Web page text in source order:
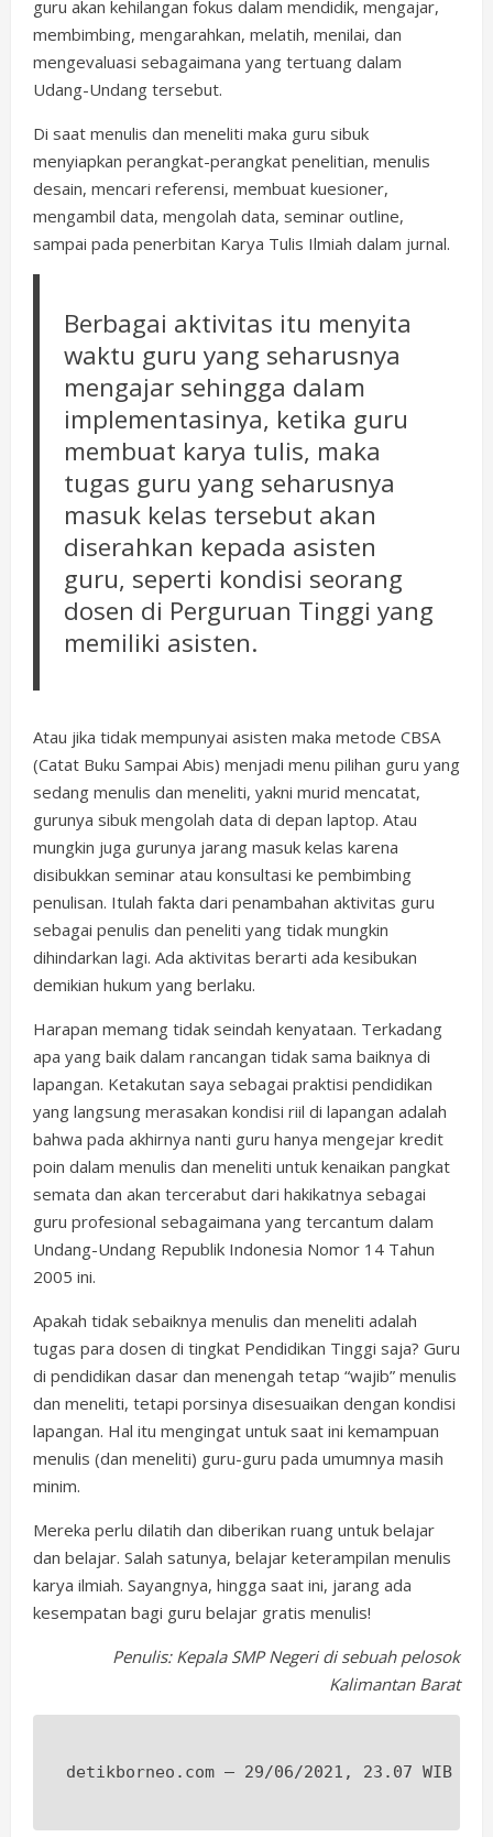
guru akan kehilangan fokus dalam mendidik, mengajar,
membimbing, mengarahkan, melatih, menilai, dan
mengevaluasi sebagaimana yang tertuang dalam
Udang-Undang tersebut.
Di saat menulis dan meneliti maka guru sibuk
menyiapkan perangkat-perangkat penelitian, menulis
desain, mencari referensi, membuat kuesioner,
mengambil data, mengolah data, seminar outline,
sampai pada penerbitan Karya Tulis Ilmiah dalam jurnal.
Berbagai aktivitas itu menyita
waktu guru yang seharusnya
mengajar sehingga dalam
implementasinya, ketika guru
membuat karya tulis, maka
tugas guru yang seharusnya
masuk kelas tersebut akan
diserahkan kepada asisten
guru, seperti kondisi seorang
dosen di Perguruan Tinggi yang
memiliki asisten.
Atau jika tidak mempunyai asisten maka metode CBSA
(Catat Buku Sampai Abis) menjadi menu pilihan guru yang
sedang menulis dan meneliti, yakni murid mencatat,
gurunya sibuk mengolah data di depan laptop. Atau
mungkin juga gurunya jarang masuk kelas karena
disibukkan seminar atau konsultasi ke pembimbing
penulisan. Itulah fakta dari penambahan aktivitas guru
sebagai penulis dan peneliti yang tidak mungkin
dihindarkan lagi. Ada aktivitas berarti ada kesibukan
demikian hukum yang berlaku.
Harapan memang tidak seindah kenyataan. Terkadang
apa yang baik dalam rancangan tidak sama baiknya di
lapangan. Ketakutan saya sebagai praktisi pendidikan
yang langsung merasakan kondisi riil di lapangan adalah
bahwa pada akhirnya nanti guru hanya mengejar kredit
poin dalam menulis dan meneliti untuk kenaikan pangkat
semata dan akan tercerabut dari hakikatnya sebagai
guru profesional sebagaimana yang tercantum dalam
Undang-Undang Republik Indonesia Nomor 14 Tahun
2005 ini.
Apakah tidak sebaiknya menulis dan meneliti adalah
tugas para dosen di tingkat Pendidikan Tinggi saja? Guru
di pendidikan dasar dan menengah tetap “wajib” menulis
dan meneliti, tetapi porsinya disesuaikan dengan kondisi
lapangan. Hal itu mengingat untuk saat ini kemampuan
menulis (dan meneliti) guru-guru pada umumnya masih
minim.
Mereka perlu dilatih dan diberikan ruang untuk belajar
dan belajar. Salah satunya, belajar keterampilan menulis
karya ilmiah. Sayangnya, hingga saat ini, jarang ada
kesempatan bagi guru belajar gratis menulis!
Penulis: Kepala SMP Negeri di sebuah pelosok
Kalimantan Barat
detikborneo.com – 29/06/2021, 23.07 WIB